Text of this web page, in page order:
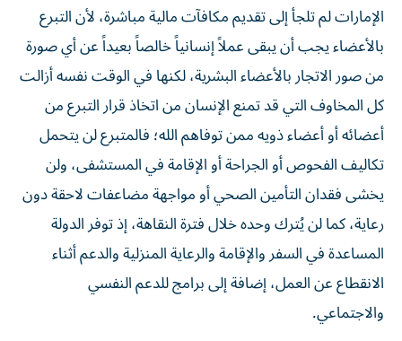
الإمارات لم تلجأ إلى تقديم مكافآت مالية مباشرة، لأن التبرع
بالأعضاء يجب أن يبقى عملاً إنسانياً خالصاً بعيداً عن أي صورة
من صور الاتجار بالأعضاء البشرية، لكنها في الوقت نفسه أزالت
كل المخاوف التي قد تمنع الإنسان من اتخاذ قرار التبرع من
أعضائه أو أعضاء ذويه ممن توفاهم الله؛ فالمتبرع لن يتحمل
تكاليف الفحوص أو الجراحة أو الإقامة في المستشفى، ولن
يخشى فقدان التأمين الصحي أو مواجهة مضاعفات لاحقة دون
رعاية، كما لن يُترك وحده خلال فترة النقاهة، إذ توفر الدولة
المساعدة في السفر والإقامة والرعاية المنزلية والدعم أثناء
الانقطاع عن العمل، إضافة إلى برامج للدعم النفسي
والاجتماعي.